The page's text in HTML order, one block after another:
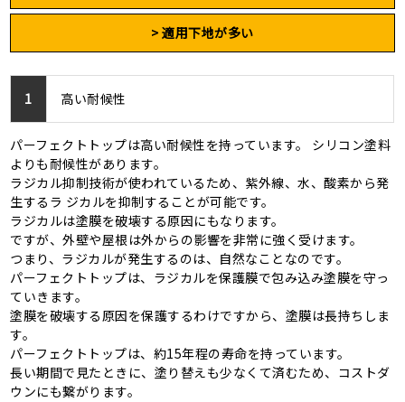
> 適用下地が多い
1 高い耐候性
パーフェクトトップは高い耐候性を持っています。 シリコン塗料
よりも耐候性があります。
ラジカル抑制技術が使われているため、紫外線、水、酸素から発
生するラ ジカルを抑制することが可能です。
ラジカルは塗膜を破壊する原因にもなります。
ですが、外壁や屋根は外からの影響を非常に強く受けます。
つまり、ラジカルが発生するのは、自然なことなのです。
パーフェクトトップは、ラジカルを保護膜で包み込み塗膜を守っ
ていきます。
塗膜を破壊する原因を保護するわけですから、塗膜は長持ちしま
す。
パーフェクトトップは、約15年程の寿命を持っています。
長い期間で見たときに、塗り替えも少なくて済むため、コストダ
ウンにも繋がります。